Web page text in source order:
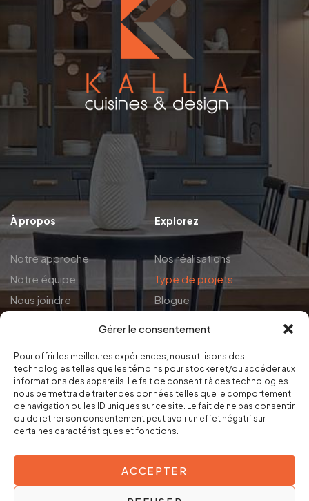
Gérer le consentement
Pour offrir les meilleures expériences, nous utilisons des
technologies telles que les témoins pour stocker et/ou accéder aux
informations des appareils. Le fait de consentir à ces technologies
nous permettra de traiter des données telles que le comportement
de navigation ou les ID uniques sur ce site. Le fait de ne pas consentir
ou de retirer son consentement peut avoir un effet négatif sur
certaines caractéristiques et fonctions.
ACCEPTER
À propos
Notre approche
Notre équipe
Nous joindre
Explorez
Nos réalisations
Type de projets
Blogue
Politique de confidentialité
Politique en matière de cookies